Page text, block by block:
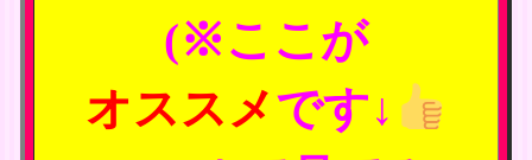
(※ここが
オススメです↓